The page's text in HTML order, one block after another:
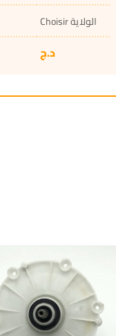
Choisir الولاية
د.ج